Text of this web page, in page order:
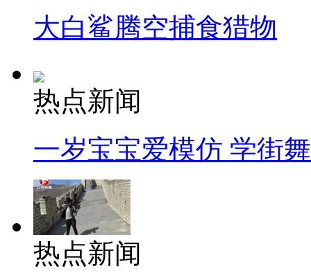
大白鲨腾空捕食猎物
热点新闻
一岁宝宝爱模仿 学街
热点新闻